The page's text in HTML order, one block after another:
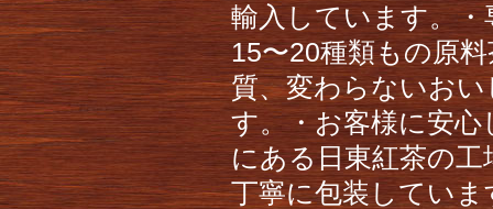
輸入しています。
15〜20種類もの原
質、変わらないお
す。・お客様に安
にある日東紅茶の
丁寧に包装していま